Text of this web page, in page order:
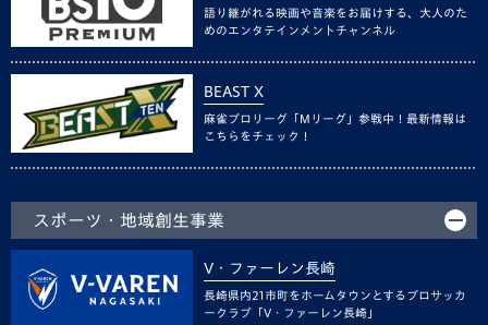
語り継がれる映画や音楽をお届けする、大人のた
めのエンタテインメントチャンネル
BEAST X
麻雀プロリーグ「Mリーグ」参戦中！最新情報は
こちらをチェック！
スポーツ・地域創生事業
V・ファーレン長崎
長崎県内21市町をホームタウンとするプロサッカ
ークラブ「V・ファーレン長崎」